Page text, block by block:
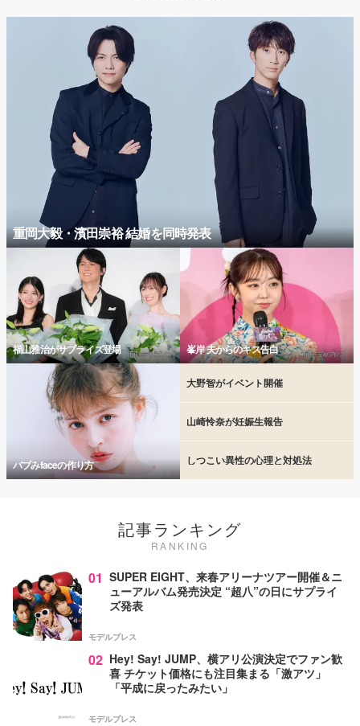
重岡大毅・濱田崇裕 結婚を同時発表
福山雅治がサプライズ登場 峯岸 夫からのキス告白
バブみfaceの作り方
大野智がイベント開催
山崎怜奈が妊娠生報告
しつこい異性の心理と対処法
記事ランキング
RANKING
01 SUPER EIGHT、来春アリーナツアー開催＆ニ
ューアルバム発売決定 “超八”の日にサプライ
ズ発表
モデルプレス
02 Hey! Say! JUMP、横アリ公演決定でファン歓
喜 チケット価格にも注目集まる「激アツ」
「平成に戻ったみたい」
モデルプレス